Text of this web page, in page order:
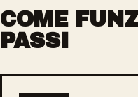
COME
PASSI